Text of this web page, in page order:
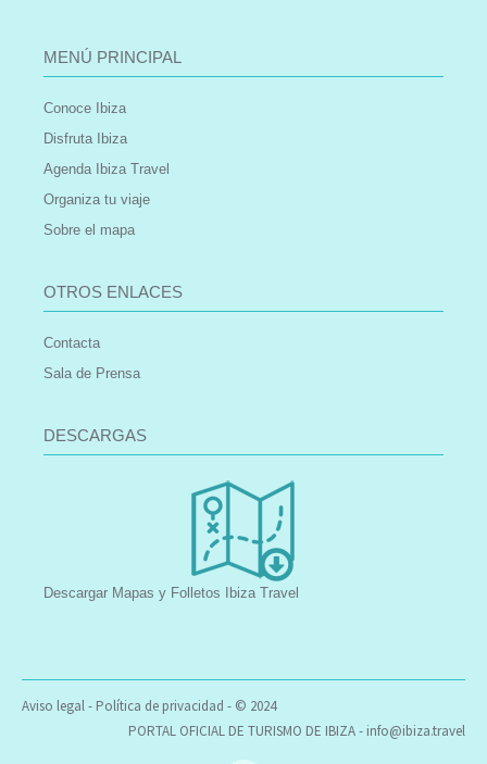
MENÚ PRINCIPAL
Conoce Ibiza
Disfruta Ibiza
Agenda Ibiza Travel
Organiza tu viaje
Sobre el mapa
OTROS ENLACES
Contacta
Sala de Prensa
DESCARGAS
Descargar Mapas y Folletos Ibiza Travel
Aviso legal- Política de privacidad - © 2024
PORTAL OFICIAL DE TURISMO DE IBIZA - info@ibiza.travel